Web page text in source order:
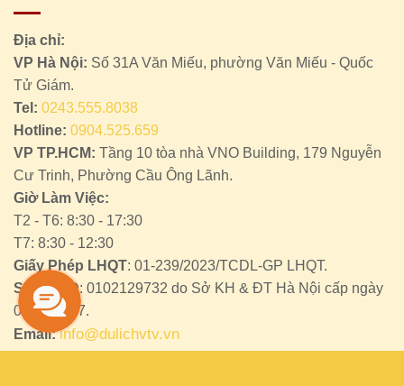
Địa chỉ:
VP Hà Nội: Số 31A Văn Miếu, phường Văn Miếu - Quốc
Tử Giám.
Tel: 0243.555.8038
Hotline: 0904.525.659
VP TP.HCM: Tầng 10 tòa nhà VNO Building, 179 Nguyễn
Cư Trinh, Phường Cầu Ông Lãnh.
Giờ Làm Việc:
T2 - T6: 8:30 - 17:30
T7: 8:30 - 12:30
Giấy Phép LHQT: 01-239/2023/TCDL-GP LHQT.
Số ĐKKD: 0102129732 do Sở KH & ĐT Hà Nội cấp ngày
02/01/2007.
Email: info@dulichvtv.vn